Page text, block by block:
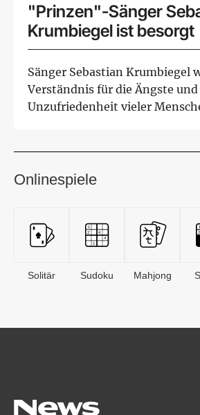
"Prinzen"-Sänger
Krumbiegel ist besorgt
Sänger Sebastian Krumbiegel
Verständnis für die Ängste und
Unzufriedenheit vieler
Onlinespiele
Solitär Sudoku Mahjong